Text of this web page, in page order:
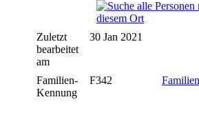
Zuletzt
bearbeitet
am
30 Jan 2021
Familien-
Kennung
F342